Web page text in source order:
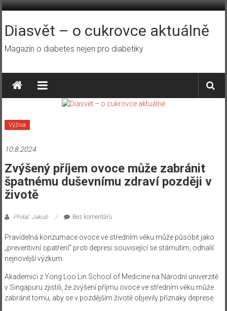
Přeskočit
obsah
Diasvět – o cukrovce aktuálně
Magazín o diabetes nejen pro diabetiky
Výživa
10.8.2024
Zvýšený příjem ovoce může zabránit
špatnému duševnímu zdraví později v
životě
Přidal: Jakub Bez komentářů
Pravidelná konzumace ovoce ve středním věku může působit jako
„preventivní opatření“ proti depresi související se stárnutím, odhalil
nejnovější výzkum.
Akademici z Yong Loo Lin School of Medicine na Národní univerzitě
v Singapuru zjistili, že zvýšení příjmu ovoce ve středním věku může
zabránit tomu, aby se v pozdějším životě objevily příznaky deprese.